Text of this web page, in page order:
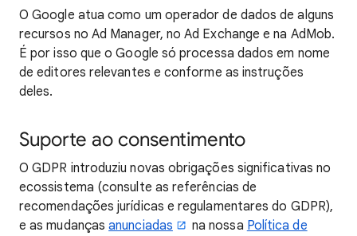
O Google atua como um operador de dados de alguns
recursos no Ad Manager, no Ad Exchange e na AdMob.
É por isso que o Google só processa dados em nome
de editores relevantes e conforme as instruções
deles.
Suporte ao consentimento
O GDPR introduziu novas obrigações significativas no
ecossistema (consulte as referências de
recomendações jurídicas e regulamentares do GDPR),
e as mudançasanunciadas na nossa Política de